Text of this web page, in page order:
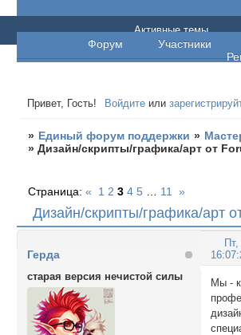
Единый форум
Форум Участники
Активные темы
Привет, Гость! Войдите или
» Единый форум поддержки »
»Дизайн/скрипты/графика/арт от
Дизайн/скрипты/графика/арт
Страница:« 1 2 3 4 5 11 »
Герда
старая версия нечистой силы
Мы -